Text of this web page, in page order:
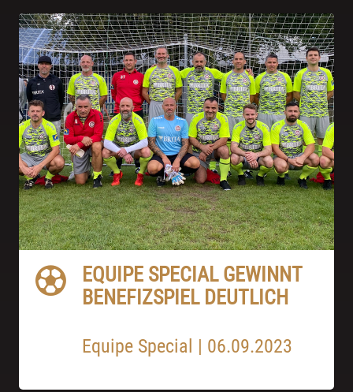
EQUIPE SPECIAL GEWINNT
BENEFIZSPIEL DEUTLICH
Equipe Special | 06.09.2023